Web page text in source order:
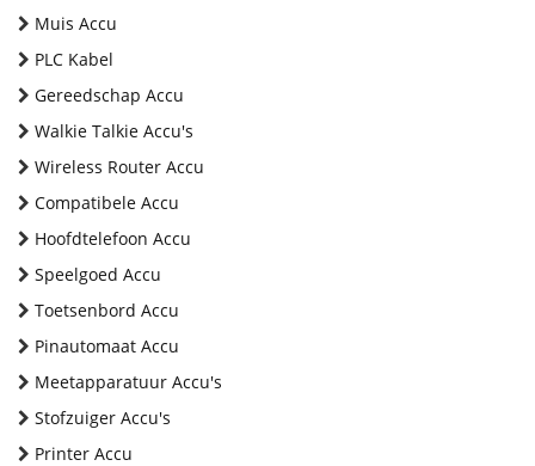
Muis Accu
PLC Kabel
Gereedschap Accu
Walkie Talkie Accu's
Wireless Router Accu
Compatibele Accu
Hoofdtelefoon Accu
Speelgoed Accu
Toetsenbord Accu
Pinautomaat Accu
Meetapparatuur Accu's
Stofzuiger Accu's
Printer Accu